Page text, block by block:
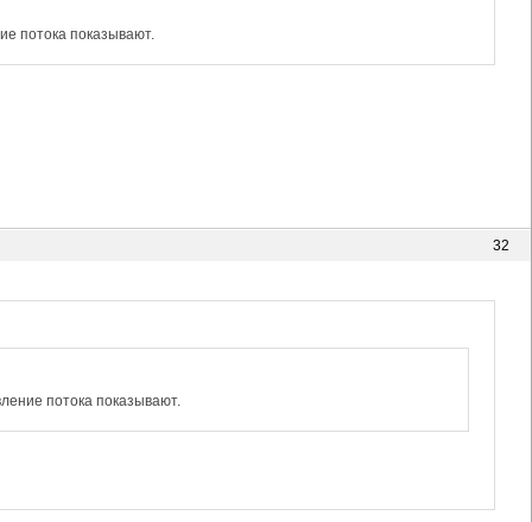
потока показывают.
32
потока показывают.